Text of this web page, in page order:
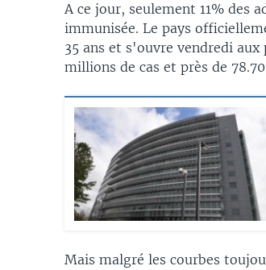
A ce jour, seulement 11% des
immunisée. Le pays
35 ans et s'ouvre vendredi
millions de cas et près de
Mais malgré les courbes